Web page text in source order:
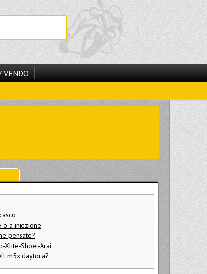
VENDO
o a iniezione
pensate?
Xlite-Shoei-Arai
m5x daytona?